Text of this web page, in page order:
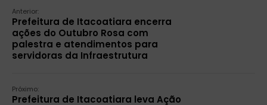
Anterior:
Prefeitura de Itacoatiara encerra
ações do Outubro Rosa com
palestra e atendimentos para
servidoras da Infraestrutura
Próximo:
Prefeitura de Itacoatiara leva Ação